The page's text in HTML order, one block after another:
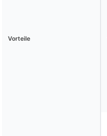
Vorteile